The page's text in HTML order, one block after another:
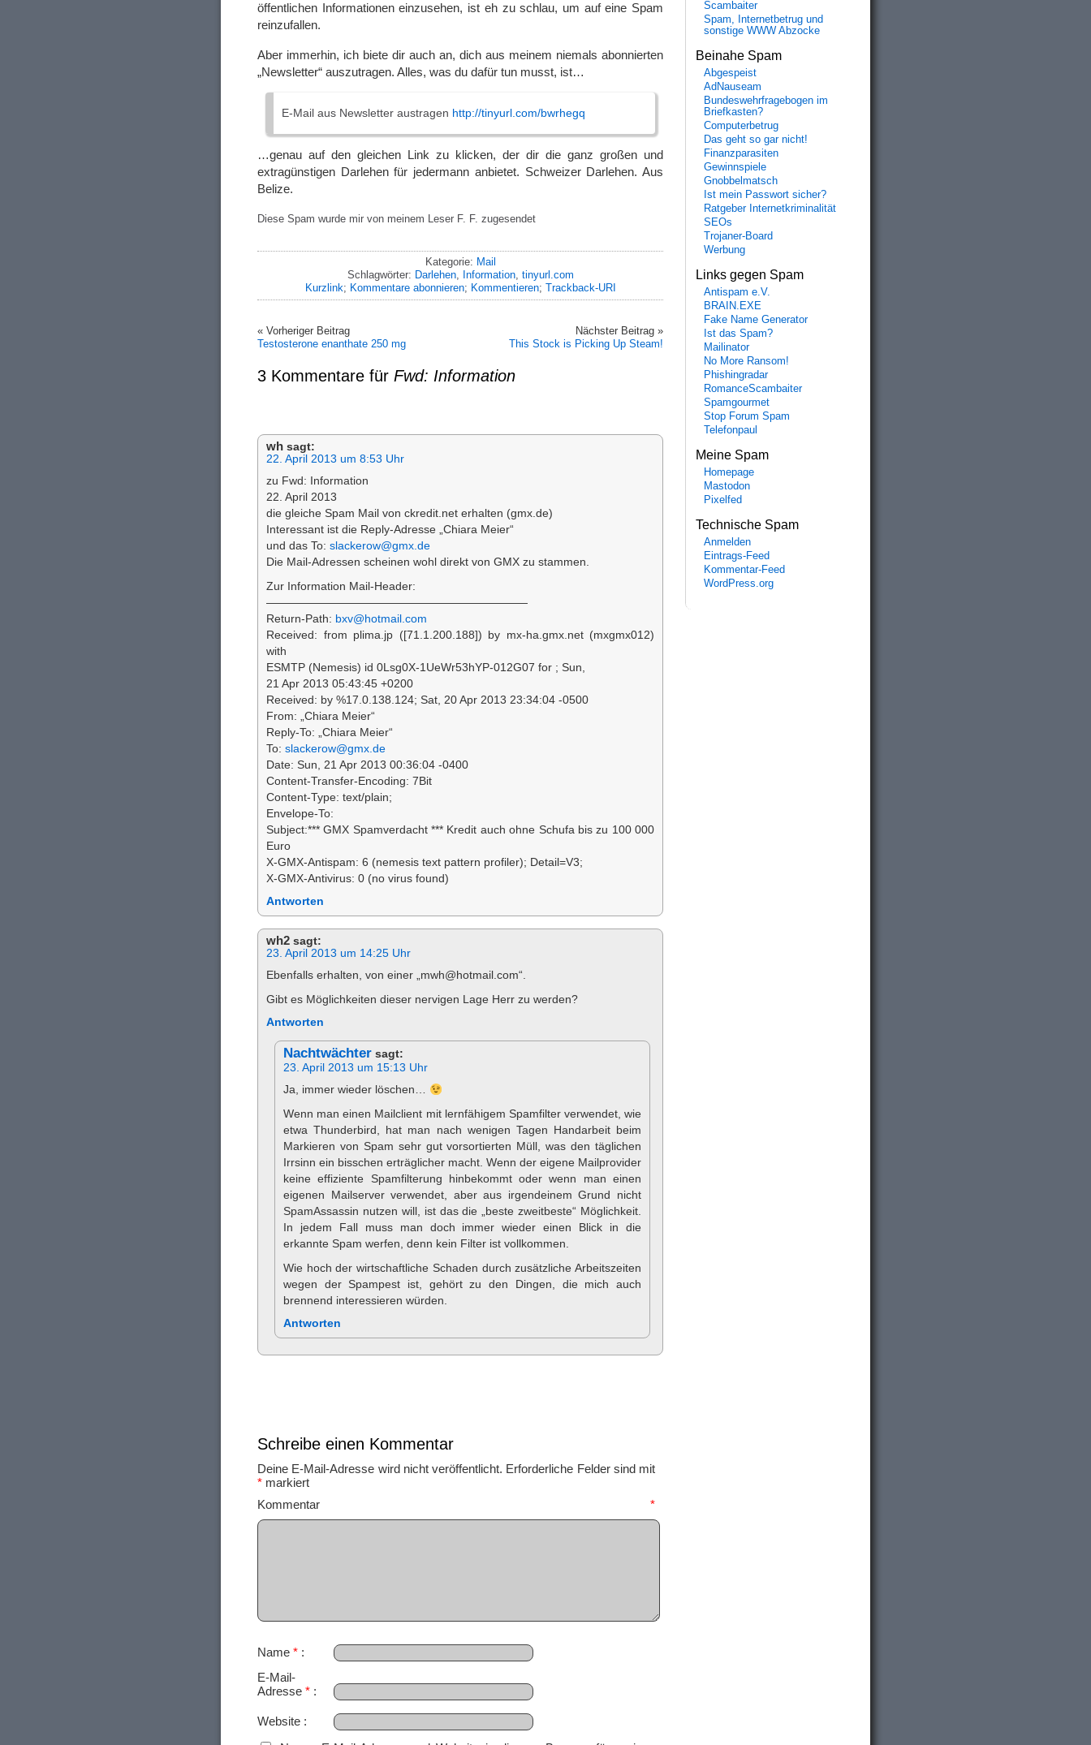
öffentlichen Informationen einzusehen, ist eh zu schlau, um auf eine Spam
reinzufallen.
Aber immerhin, ich biete dir auch an, dich aus meinem niemals abonnierten
„Newsletter“ auszutragen. Alles, was du dafür tun musst, ist…
E-Mail aus Newsletter austragen http://tinyurl.com/bwrhegq
…genau auf den gleichen Link zu klicken, der dir die ganz großen und
extragünstigen Darlehen für jedermann anbietet. Schweizer Darlehen. Aus
Belize.
Diese Spam wurde mir von meinem Leser F. F. zugesendet
Kategorie: Mail
Schlagwörter: Darlehen, Information, tinyurl.com
Kurzlink; Kommentare abonnieren; Kommentieren; Trackback-URI
« Vorheriger Beitrag
Testosterone enanthate 250 mg
Nächster Beitrag »
This Stock is Picking Up Steam!
3 Kommentare für Fwd: Information
wh sagt:
22. April 2013 um 8:53 Uhr
zu Fwd: Information
22. April 2013
die gleiche Spam Mail von ckredit.net erhalten (gmx.de)
Interessant ist die Reply-Adresse „Chiara Meier“
und das To: slackerow@gmx.de
Die Mail-Adressen scheinen wohl direkt von GMX zu stammen.
Zur Information Mail-Header:
———————————————————————
Return-Path: bxv@hotmail.com
Received: from plima.jp ([71.1.200.188]) by mx-ha.gmx.net (mxgmx012)
with
ESMTP (Nemesis) id 0Lsg0X-1UeWr53hYP-012G07 for ; Sun,
21 Apr 2013 05:43:45 +0200
Received: by %17.0.138.124; Sat, 20 Apr 2013 23:34:04 -0500
From: „Chiara Meier“
Reply-To: „Chiara Meier“
To: slackerow@gmx.de
Date: Sun, 21 Apr 2013 00:36:04 -0400
Content-Transfer-Encoding: 7Bit
Content-Type: text/plain;
Envelope-To:
Subject:*** GMX Spamverdacht *** Kredit auch ohne Schufa bis zu 100 000
Euro
X-GMX-Antispam: 6 (nemesis text pattern profiler); Detail=V3;
X-GMX-Antivirus: 0 (no virus found)
Antworten
wh2 sagt:
23. April 2013 um 14:25 Uhr
Ebenfalls erhalten, von einer „mwh@hotmail.com“.
Gibt es Möglichkeiten dieser nervigen Lage Herr zu werden?
Antworten
Nachtwächter sagt:
23. April 2013 um 15:13 Uhr
Ja, immer wieder löschen…
Wenn man einen Mailclient mit lernfähigem Spamfilter verwendet, wie
etwa Thunderbird, hat man nach wenigen Tagen Handarbeit beim
Markieren von Spam sehr gut vorsortierten Müll, was den täglichen
Irrsinn ein bisschen erträglicher macht. Wenn der eigene Mailprovider
keine effiziente Spamfilterung hinbekommt oder wenn man einen
eigenen Mailserver verwendet, aber aus irgendeinem Grund nicht
SpamAssassin nutzen will, ist das die „beste zweitbeste“ Möglichkeit.
In jedem Fall muss man doch immer wieder einen Blick in die
erkannte Spam werfen, denn kein Filter ist vollkommen.
Wie hoch der wirtschaftliche Schaden durch zusätzliche Arbeitszeiten
wegen der Spampest ist, gehört zu den Dingen, die mich auch
brennend interessieren würden.
Antworten
Schreibe einen Kommentar
Deine E-Mail-Adresse wird nicht veröffentlicht. Erforderliche Felder sind mit
* markiert
Kommentar *
Name *
E-Mail-
Adresse *
Website
Scambaiter
Spam, Internetbetrug und
sonstige WWW Abzocke
Beinahe Spam
Abgespeist
AdNauseam
Bundeswehrfragebogen im
Briefkasten?
Computerbetrug
Das geht so gar nicht!
Finanzparasiten
Gewinnspiele
Gnobbelmatsch
Ist mein Passwort sicher?
Ratgeber Internetkriminalität
SEOs
Trojaner-Board
Werbung
Links gegen Spam
Antispam e.V.
BRAIN.EXE
Fake Name Generator
Ist das Spam?
Mailinator
No More Ransom!
Phishingradar
RomanceScambaiter
Spamgourmet
Stop Forum Spam
Telefonpaul
Meine Spam
Homepage
Mastodon
Pixelfed
Technische Spam
Anmelden
Eintrags-Feed
Kommentar-Feed
WordPress.org